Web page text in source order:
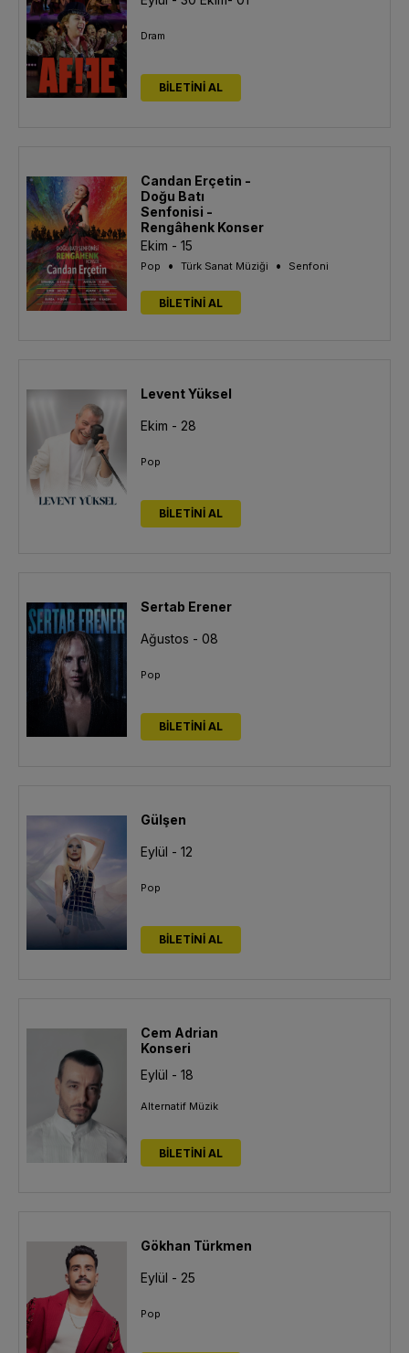
Dram
BİLETİNİ AL
Candan Erçetin -
Doğu Batı
Senfonisi -
Rengâhenk Konser
Ekim - 15
Pop • Türk Sanat Müziği • Senfoni
BİLETİNİ AL
Levent Yüksel
Ekim - 28
Pop
BİLETİNİ AL
Sertab Erener
Ağustos - 08
Pop
BİLETİNİ AL
Gülşen
Eylül - 12
Pop
BİLETİNİ AL
Cem Adrian
Konseri
Eylül - 18
Alternatif Müzik
BİLETİNİ AL
Gökhan Türkmen
Eylül - 25
Pop